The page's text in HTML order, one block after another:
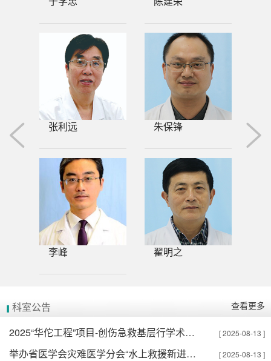
张利远 朱保锋
李峰 翟明之
科室公告 查看更多
2025“华佗工程”项目-创伤急救基层行学术活动通知 [ 2025-08-13 ]
举办省医学会灾难医学分会“水上救援新进展学习班”的通知 [ 2025-08-13 ]